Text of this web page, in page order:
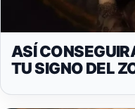
ASÍ
TU SIGNO DEL